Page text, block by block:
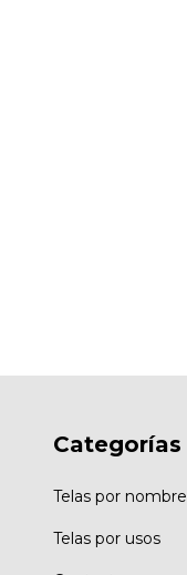
Categorías
Telas por nombre
Telas por usos